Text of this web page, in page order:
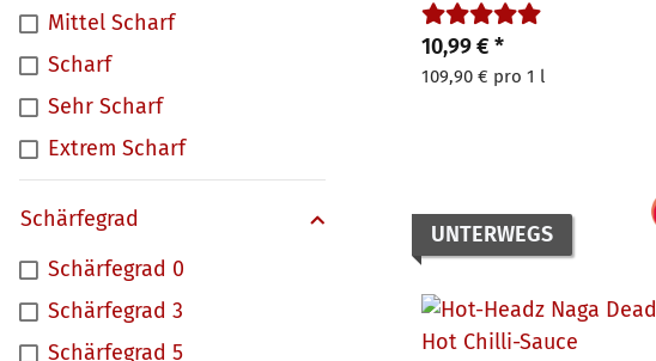
10,99 €*
109,90 € pro 1 l
UNTERWEGS
Mittel Scharf
Scharf
Sehr Scharf
Extrem Scharf
Schärfegrad
Schärfegrad 0
Schärfegrad 3
Schärfegrad 5